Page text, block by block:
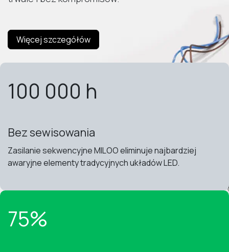
Więcej szczegółów
100 000 h
Bez sewisowania
Zasilanie sekwencyjne MILOO eliminuje najbardziej
awaryjne elementy tradycyjnych układów LED.
75%